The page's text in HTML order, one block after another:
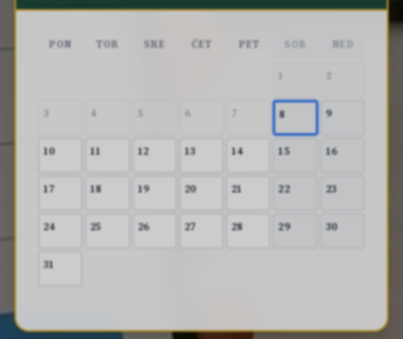
PON TOR SRE ČET PET SOB NED
1
4 5 6 7 8 9
10 11 12 13 14 15 16
17 18 19 20 21 22 23
24 25 26 27 28 29 30
31